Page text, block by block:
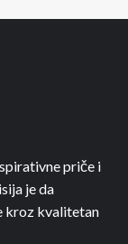
priče i
je da
kroz kvalitetan